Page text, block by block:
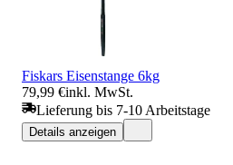
Fiskars Eisenstange 6kg
79,99 €inkl. MwSt.
Lieferung bis 7-10 Arbeitstage
Details anzeigen